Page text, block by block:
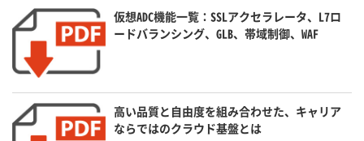
仮想ADC機能一覧：SSLアクセラレータ、L7ロ
ードバランシング、GLB、帯域制御、WAF
高い品質と自由度を組み合わせた、キャリア
ならではのクラウド基盤とは